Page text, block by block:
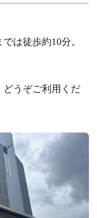
は徒歩約10分。
どうぞご利用くだ